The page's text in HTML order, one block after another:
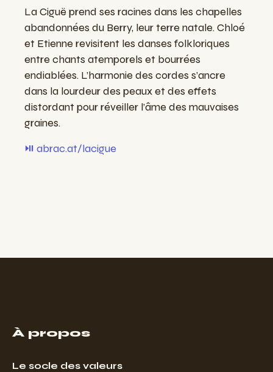
La Ciguë prend ses racines dans les chapelles
abandonnées du Berry, leur terre natale. Chloé
et Etienne revisitent les danses folkloriques
entre chants atemporels et bourrées
endiablées. L’harmonie des cordes s’ancre
dans la lourdeur des peaux et des effets
distordant pour réveiller l’âme des mauvaises
graines.
⏯️ abrac.at/lacigue
À propos
Le socle des valeurs